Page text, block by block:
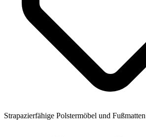
Strapazierfähige Polstermöbel und Fußmatten